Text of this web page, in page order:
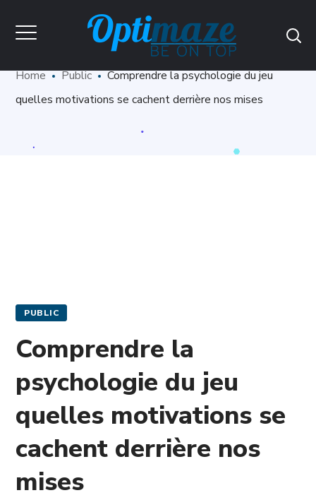
Blog
Home Public
Comprendre la psychologie du jeu
quelles motivations se cachent derrière nos mises
PUBLIC
Comprendre la
psychologie du jeu
quelles motivations se
cachent derrière nos
mises